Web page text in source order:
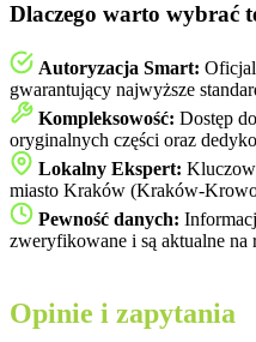
Dlaczego warto wybrać
Autoryzacja Smart:
gwarantujący najwyższe
Kompleksowość: Dostęp
oryginalnych części oraz
Lokalny Ekspert:
miasto Kraków (Kraków-
Pewność danych:
zweryfikowane i są aktualne na
Opinie i zapytania